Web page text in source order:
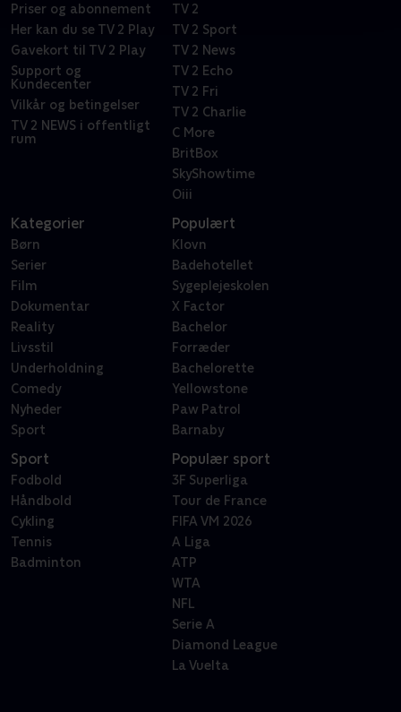
Priser og abonnement
Her kan du se TV 2 Play
Gavekort til TV 2 Play
Support og
Kundecenter
Vilkår og betingelser
TV 2 NEWS i offentligt
rum
TV 2
TV 2 Sport
TV 2 News
TV 2 Echo
TV 2 Fri
TV 2 Charlie
C More
BritBox
SkyShowtime
Oiii
Kategorier
Børn
Serier
Film
Dokumentar
Reality
Livsstil
Underholdning
Comedy
Nyheder
Sport
Populært
Klovn
Badehotellet
Sygeplejeskolen
X Factor
Bachelor
Forræder
Bachelorette
Yellowstone
Paw Patrol
Barnaby
Sport
Fodbold
Håndbold
Cykling
Tennis
Badminton
Populær sport
3F Superliga
Tour de France
FIFA VM 2026
A Liga
ATP
WTA
NFL
Serie A
Diamond League
La Vuelta